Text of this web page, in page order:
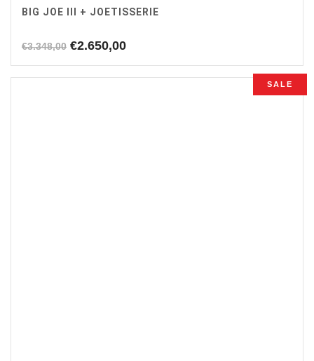
BIG JOE III + JOETISSERIE
€3.348,00 Oorspronkelijke
was:
€2.650,00Huidige
is:
SALE